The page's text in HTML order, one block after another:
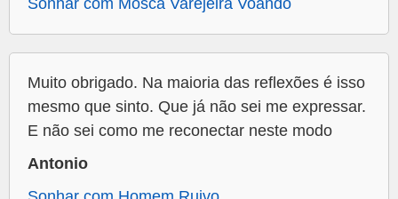
Sonhar com Mosca Varejeira Voando
Muito obrigado. Na maioria das reflexões é isso
mesmo que sinto. Que já não sei me expressar.
E não sei como me reconectar neste modo
Antonio